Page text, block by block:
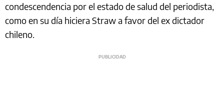
condescendencia por el estado de salud del periodista,
como en su día hiciera Straw a favor del ex dictador
chileno.